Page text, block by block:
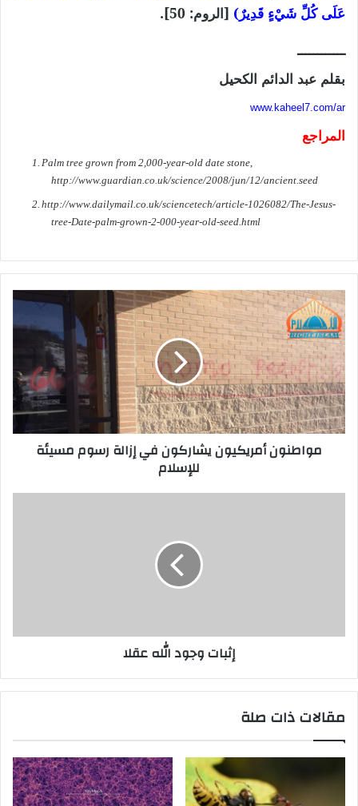
عَلَى كُلِّ شَيْءٍ قَدِيرٌ) [الروم: 50].
ــــــــــــ
بقلم عبد الدائم الكحيل
www.kaheel7.com/ar
المراجع
1. Palm treegrown from 2,000-year-old date stone,
http://www.guardian.co.uk/science/2008/jun/12/ancient.seed
2. http://www.dailymail.co.uk/sciencetech/article-1026082/The-Jesus-
tree-Date-palm-grown-2-000-year-old-seed.html
مواطنون أمريكيون يشاركون في إزالة رسوم مسيئة
للإسلام
إثبات وجود الله عقلا
مقالات ذات صلة